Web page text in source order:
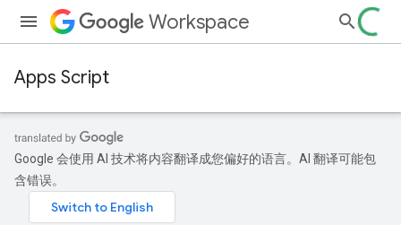
Workspace
Apps Script
Google 会使用 AI 技术将内容翻译成您偏好的语言。AI 翻译可能包
含错误。